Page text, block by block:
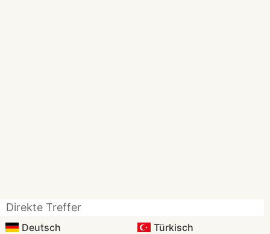
Direkte Treffer
Deutsch
Türkisch